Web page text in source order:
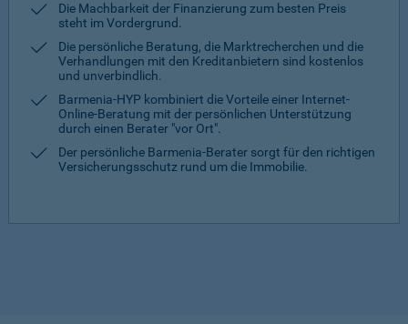
Die Machbarkeit der Finanzierung zum besten Preis
steht im Vordergrund.
Die persönliche Beratung, die Marktrecherchen und die
Verhandlungen mit den Kreditanbietern sind kostenlos
und unverbindlich.
Barmenia-HYP kombiniert die Vorteile einer Internet-
Online-Beratung mit der persönlichen Unterstützung
durch einen Berater "vor Ort".
Der persönliche Barmenia-Berater sorgt für den richtigen
Versicherungsschutz rund um die Immobilie.